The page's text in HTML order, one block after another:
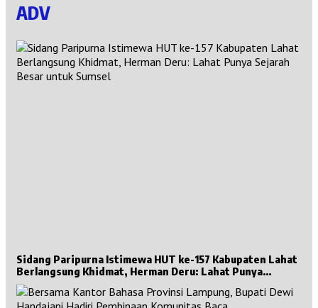
ADV
Sidang Paripurna Istimewa HUT ke-157 Kabupaten Lahat
Berlangsung Khidmat, Herman Deru: Lahat Punya
Sejarah Besar untuk Sumsel